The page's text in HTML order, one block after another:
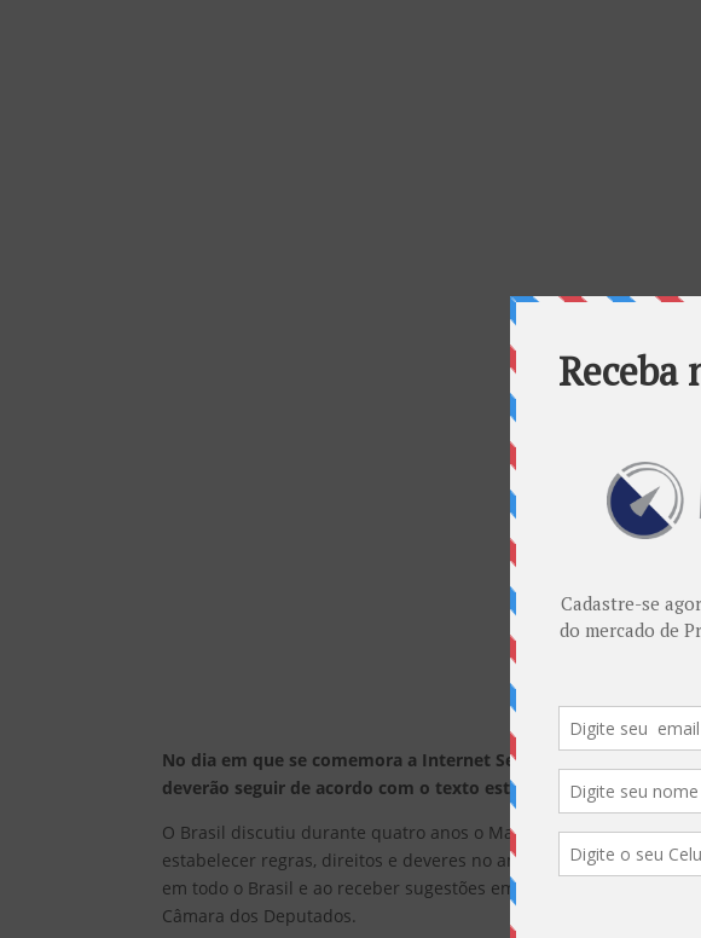
No dia em que se comemora a Internet Segura, a MHemann
deverão seguir de acordo com o texto estabelecido pelo Marco
O Brasil discutiu durante quatro anos o Marco Civil da Internet,
estabelecer regras, direitos e deveres no ambiente virtual
em todo o Brasil e ao receber sugestões em todo tipo de
Câmara dos Deputados.